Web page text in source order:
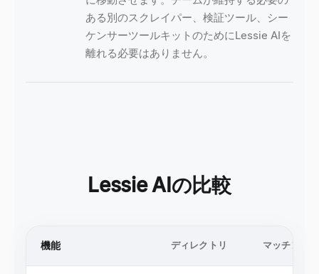
ある別のスクレイパー、検証ツール、シー
ケンサーツールキットのためにLessie AIを
離れる必要はありません。
Lessie AIの比較
機能 ディレクトリ マッチング